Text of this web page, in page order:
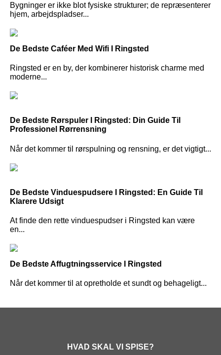
Bygninger er ikke blot fysiske strukturer; de repræsenterer
hjem, arbejdspladser...
De Bedste Caféer Med Wifi I Ringsted
Ringsted er en by, der kombinerer historisk charme med
moderne...
De Bedste Rørspuler I Ringsted: Din Guide Til
Professionel Rørrensning
Når det kommer til rørspulning og rensning, er det vigtigt...
De Bedste Vinduespudsere I Ringsted: En Guide Til
Klarere Udsigt
At finde den rette vinduespudser i Ringsted kan være
en...
De Bedste Affugtningsservice I Ringsted
Når det kommer til at opretholde et sundt og behageligt...
HVAD SKAL VI SPISE?